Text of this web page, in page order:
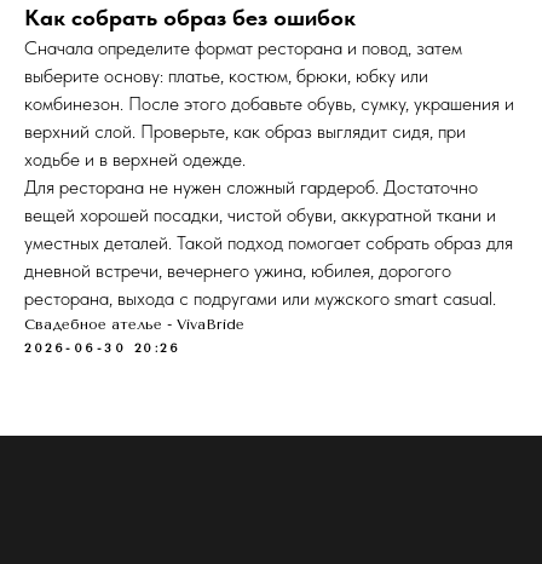
Как собрать образ без ошибок
Сначала определите формат ресторана и повод, затем
выберите основу: платье, костюм, брюки, юбку или
комбинезон. После этого добавьте обувь, сумку, украшения и
верхний слой. Проверьте, как образ выглядит сидя, при
ходьбе и в верхней одежде.
Для ресторана не нужен сложный гардероб. Достаточно
вещей хорошей посадки, чистой обуви, аккуратной ткани и
уместных деталей. Такой подход помогает собрать образ для
дневной встречи, вечернего ужина, юбилея, дорогого
ресторана, выхода с подругами или мужского smart casual.
Свадебное ателье - VivaBride
2026-06-30 20:26